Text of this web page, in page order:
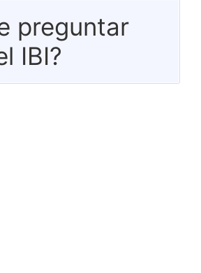
preguntar
IBI?